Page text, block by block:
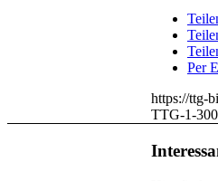
Per
https://ttg-
TTG-1-